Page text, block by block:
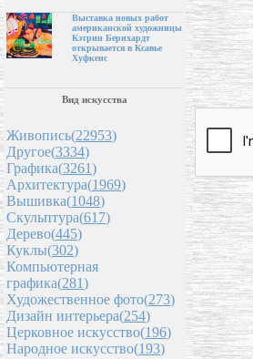
Выставка новых работ
американской художницы
Кэтрин Бернхардт
открывается в Ксавье
Хуфкенс
Вид искусства
Живопись(22953)
Другое(3334)
Графика(3261)
Архитектура(1969)
Вышивка(1048)
Скульптура(617)
Дерево(445)
Куклы(302)
Компьютерная
графика(281)
Художественное фото(273)
Дизайн интерьера(254)
Церковное искусство(196)
Народное искусство(193)